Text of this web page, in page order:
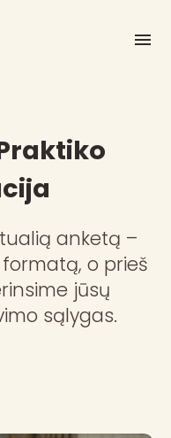
anketą –
o prieš
jūsų
sąlygas.